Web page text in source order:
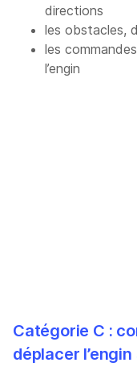
directions
les obstacles,
les
l’engin
Catégorie C :
déplacer